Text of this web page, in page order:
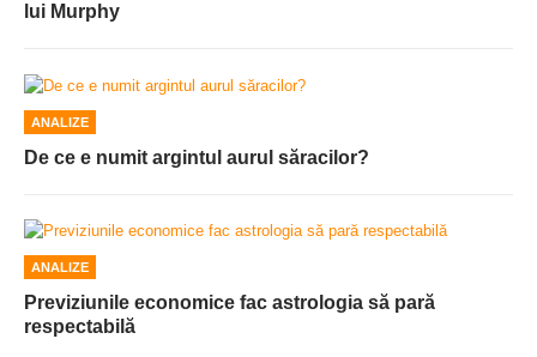
lui Murphy
ANALIZE
De ce e numit argintul aurul săracilor?
ANALIZE
Previziunile economice fac astrologia să pară
respectabilă